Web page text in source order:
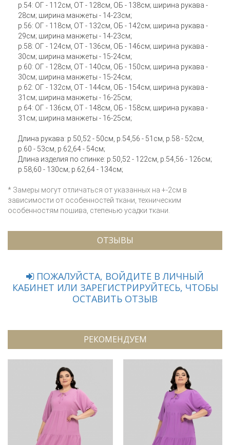
р.54: ОГ - 112см, ОТ - 128см, ОБ - 138см; ширина рукава -
28см; ширина манжеты - 14-23см;
р.56: ОГ - 118см, ОТ - 132см, ОБ - 142см; ширина рукава -
29см; ширина манжеты - 14-23см;
р.58: ОГ - 124см, ОТ - 136см, ОБ - 146см; ширина рукава -
30см; ширина манжеты - 15-24см;
р.60: ОГ - 128см, ОТ - 140см, ОБ - 150см; ширина рукава -
30см; ширина манжеты - 15-24см;
р.62: ОГ - 132см, ОТ - 144см, ОБ - 154см; ширина рукава -
31см; ширина манжеты - 16-25см;
р.64: ОГ - 136см, ОТ - 148см, ОБ - 158см; ширина рукава -
31см; ширина манжеты - 16-25см;
Длина рукава: р.50,52 - 50см, р.54,56 - 51см, р.58 - 52см,
р.60 - 53см, р.62,64 - 54см;
Длина изделия по спинке: р.50,52 - 122см, р.54,56 - 126см;
р.58,60 - 130см; р.62,64 - 134см;
* Замеры могут отличаться от указанных на +-2см в
зависимости от особенностей ткани, техническим
особенностям пошива, степенью усадки ткани.
ОТЗЫВЫ
ПОЖАЛУЙСТА, ВОЙДИТЕ В ЛИЧНЫЙ
КАБИНЕТ ИЛИ ЗАРЕГИСТРИРУЙТЕСЬ, ЧТОБЫ
ОСТАВИТЬ ОТЗЫВ
РЕКОМЕНДУЕМ